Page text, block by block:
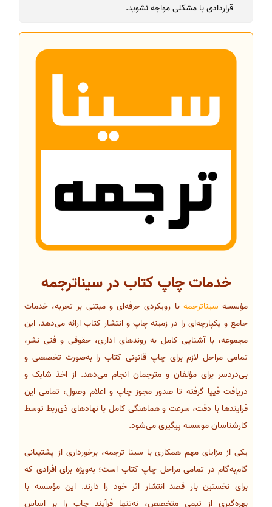
قراردادی با مشکلی مواجه نشوید.
خدمات چاپ کتاب در سیناترجمه
مؤسسه سیناترجمهبا رویکردی حرفه‌ای و مبتنی بر تجربه، خدمات
جامع و یکپارچه‌ای را در زمینه چاپ و انتشار کتاب ارائه می‌دهد. این
مجموعه، با آشنایی کامل به روندهای اداری، حقوقی و فنی نشر،
تمامی مراحل لازم برای چاپ قانونی کتاب را به‌صورت تخصصی و
بی‌دردسر برای مؤلفان و مترجمان انجام می‌دهد. از اخذ شابک و
دریافت فیپا گرفته تا صدور مجوز چاپ و اعلام وصول، تمامی این
فرایندها با دقت، سرعت و هماهنگی کامل با نهادهای ذی‌ربط توسط
کارشناسان موسسه پیگیری می‌شود.
یکی از مزایای مهم همکاری با سینا ترجمه، برخورداری از پشتیبانی
گام‌به‌گام در تمامی مراحل چاپ کتاب است؛ به‌ویژه برای افرادی که
برای نخستین بار قصد انتشار اثر خود را دارند. این مؤسسه با
بهره‌گیری از تیمی متخصص، نه‌تنها فرآیند چاپ را بر اساس